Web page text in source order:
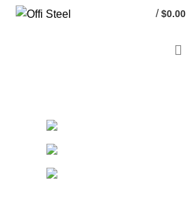
/ $0.00